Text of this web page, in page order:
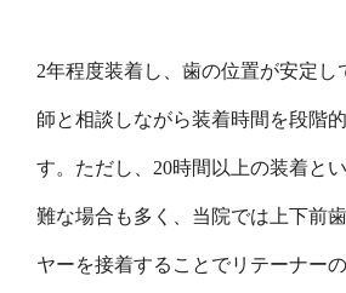
2年程度装着し、歯の位置が安定し
師と相談しながら装着時間を段階
す。ただし、20時間以上の装着と
難な場合も多く、当院では上下前
ヤーを接着することでリテーナー